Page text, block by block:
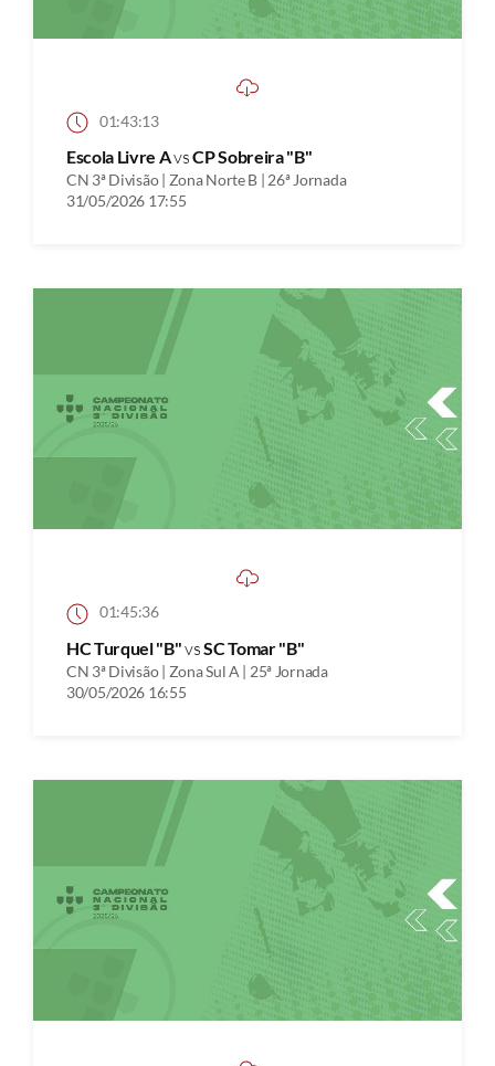
01:43:13
Escola Livre AvsCP Sobreira "B"
CN 3ª Divisão | Zona Norte B | 26ª Jornada
31/05/2026 17:55
01:45:36
HC Turquel "B"vsSC Tomar "B"
CN 3ª Divisão | Zona Sul A | 25ª Jornada
30/05/2026 16:55